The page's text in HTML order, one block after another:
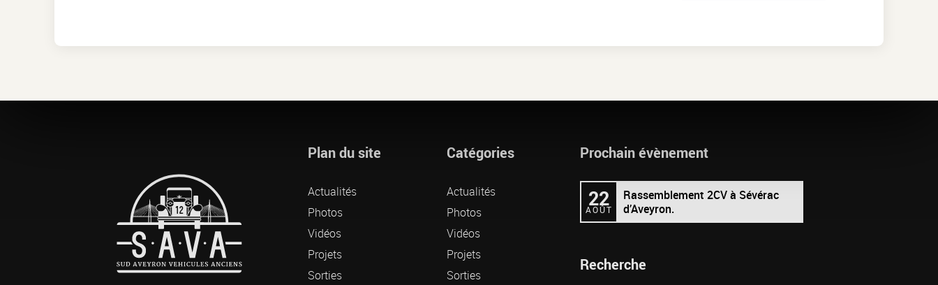
Plan du site
Actualités
Photos
Vidéos
Projets
Sorties
Catégories
Actualités
Photos
Vidéos
Projets
Sorties
Prochain évènement
22
AOÛT
Rassemblement 2CV à Sévérac
d’Aveyron.
Recherche